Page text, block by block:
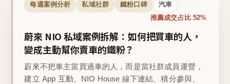
每週案例分析 私域社群 鐵粉口碑 汽車
推薦成交占比 52%
蔚來 NIO 私域案例拆解：如何把買車的人，
變成主動幫你賣車的鐵粉？
蔚來不把車主當買過車的人，而是當社群成員運營，
建立 App 互動、NIO House 線下連結、積分參與、